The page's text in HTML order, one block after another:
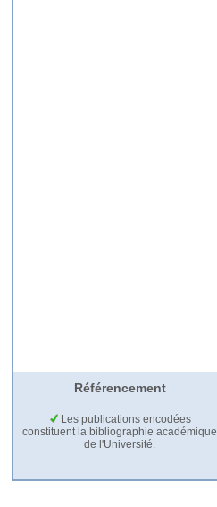
Référencement
Les publications encodées
constituent la bibliographie académique
de l'Université.